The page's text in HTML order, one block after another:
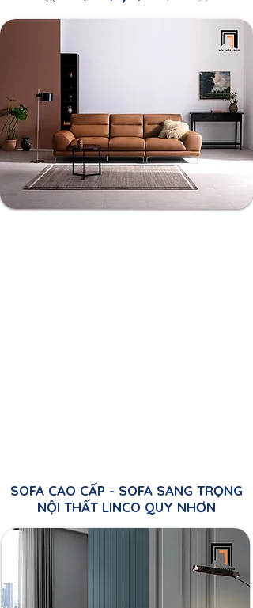
SOFA CAO CẤP - SOFA SANG TRỌNG
NỘI THẤT LINCO QUY NHƠN